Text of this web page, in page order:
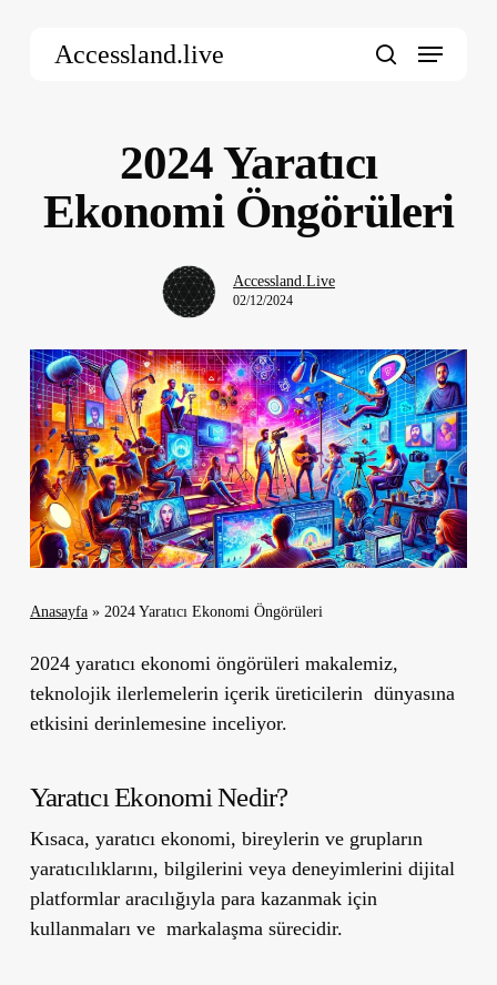
Accessland.live Menu
2024 Yaratıcı
Ekonomi Öngörüleri
Accessland.Live
02/12/2024
Anasayfa» 2024 Yaratıcı Ekonomi Öngörüleri
2024 yaratıcı ekonomi öngörüleri makalemiz,
teknolojik ilerlemelerin içerik üreticilerin dünyasına
etkisini derinlemesine inceliyor.
Yaratıcı Ekonomi Nedir?
Kısaca, yaratıcı ekonomi, bireylerin ve grupların
yaratıcılıklarını, bilgilerini veya deneyimlerini dijital
platformlar aracılığıyla para kazanmak için
kullanmaları ve markalaşma sürecidir.